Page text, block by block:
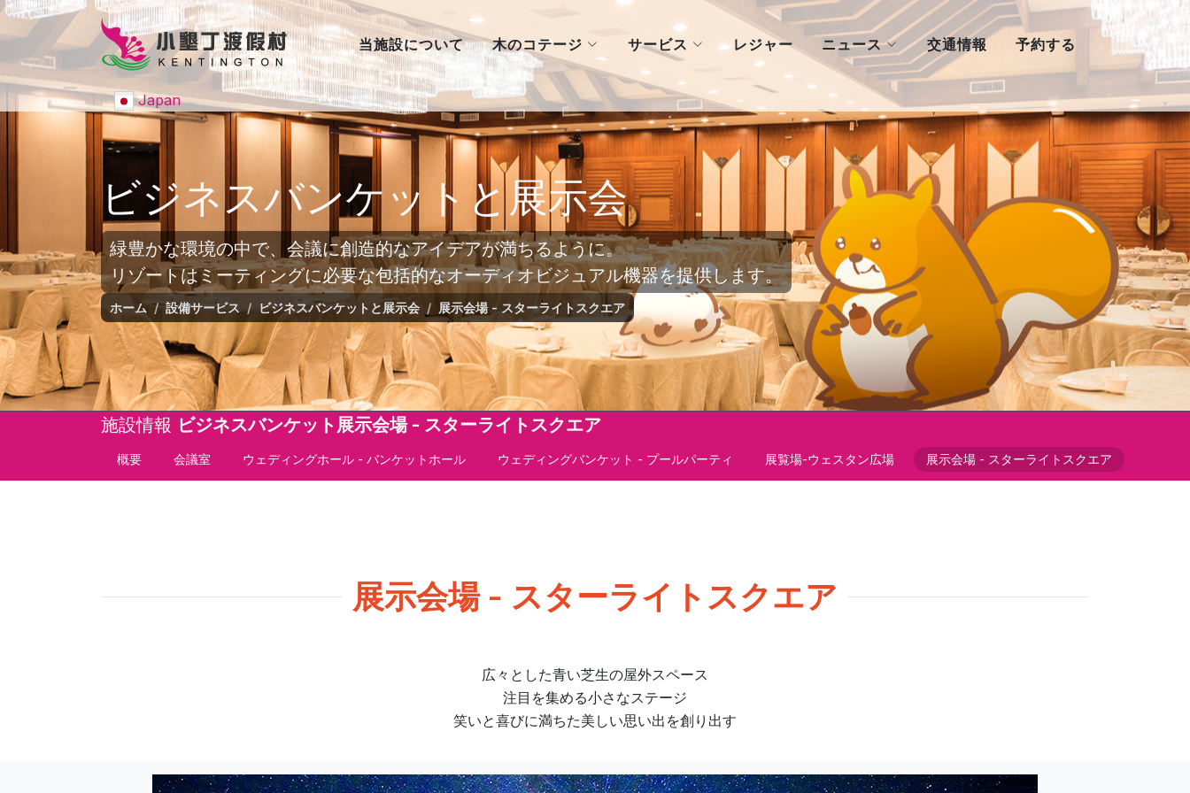
Japan
当施設について 木のコテージ サービス レジャー ニュース 交通情報 予約する
ビジネスバンケットと展示会
緑豊かな環境の中で、会議に創造的なアイデアが満ちるように。
リゾートはミーティングに必要な包括的なオーディオビジュアル機器を提供します。
ホーム 設備サービス ビジネスバンケットと展示会 展示会場 - スターライトスクエア
施設情報 ビジネスバンケット 展示会場 - スターライトスクエア
概要 会議室 ウェディングホール - バンケットホール ウェディングバンケット - プールパーティ 展覧場-ウェスタン広場 展示会場 - スターライトスクエア
展示会場 - スターライトスクエア
広々とした青い芝生の屋外スペース
注目を集める小さなステージ
笑いと喜びに満ちた美しい思い出を創り出す